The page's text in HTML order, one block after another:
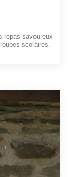
repas savoureux
scolaires.